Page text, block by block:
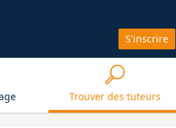
S'inscrire
Trouver des tuteurs